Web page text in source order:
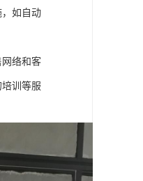
如自动
络和客
训等服